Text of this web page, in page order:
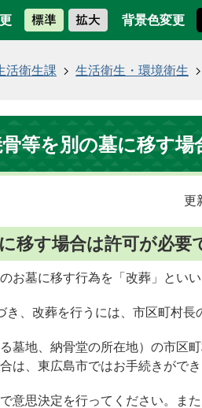
背景色変更
活衛生課 生活衛生・環境衛生
等を別の墓に移す場
更
移す場合は許可が必要
お墓に移す行為を「改葬」といい
、改葬を行うには、市区町村長
墓地、納骨堂の所在地）の市区
は、東広島市ではお手続きができ
意思決定を行ってください。ま